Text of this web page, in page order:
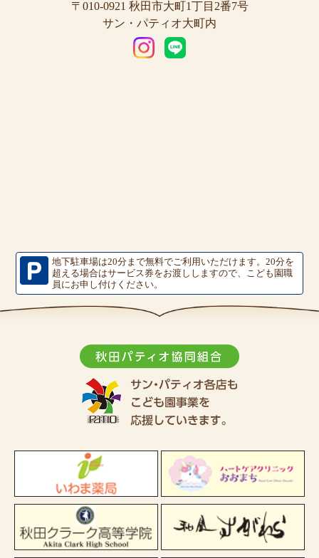
〒010-0921 秋田市大町1丁目2番7号
サン・パティオ大町内
地下駐車場は20分まで無料でご利用いただけます。20分を
超える場合はサービス券をお渡ししますので、こども園職
員にお申し付けください。